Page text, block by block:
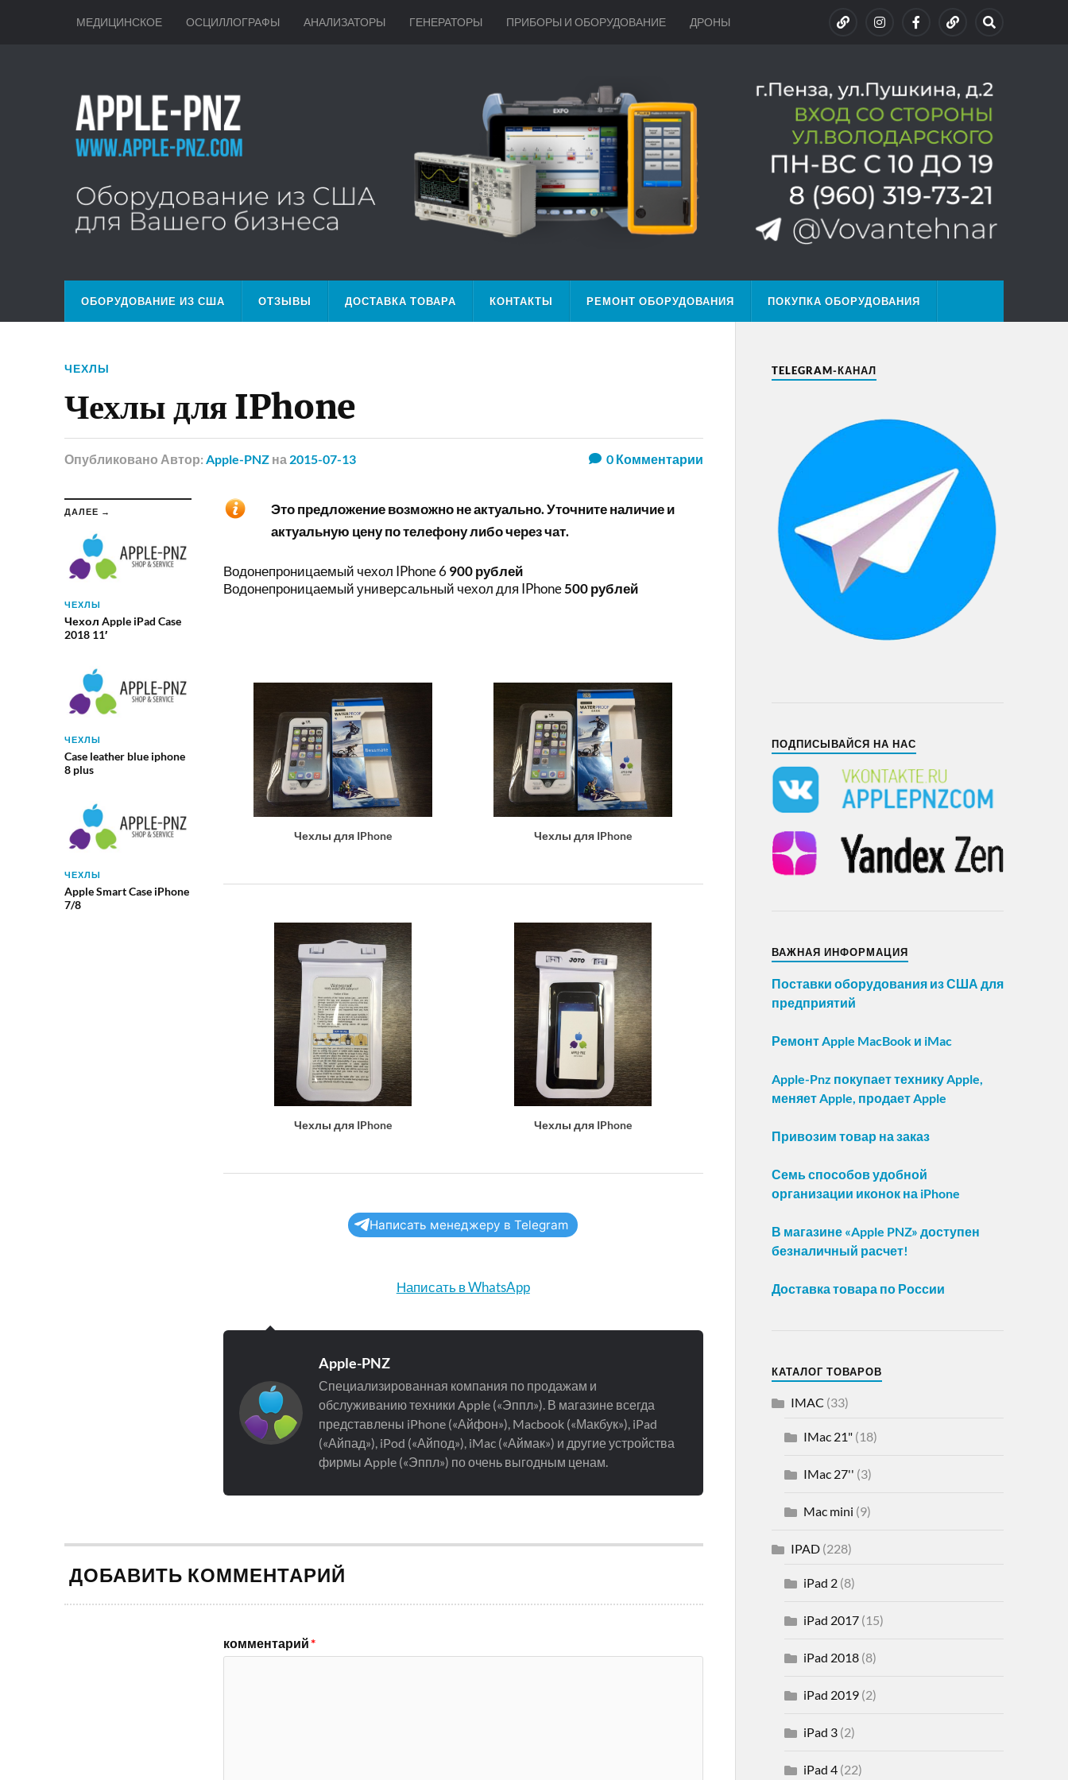
МЕДИЦИНСКОЕ ОСЦИЛЛОГРАФЫ АНАЛИЗАТОРЫ ГЕНЕРАТОРЫ ПРИБОРЫ И ОБОРУДОВАНИЕ ДРОНЫ
ОБОРУДОВАНИЕ ИЗ США ОТЗЫВЫ ДОСТАВКА ТОВАРА КОНТАКТЫ РЕМОНТ ОБОРУДОВАНИЯ ПОКУПКА ОБОРУДОВАНИЯ
ЧЕХЛЫ
Чехлы для IPhone
Опубликовано Автор: Apple-PNZ на 2015-07-13 0Комментарии
ДАЛЕЕ →
ЧЕХЛЫ
Чехол Apple iPad Case
2018 11′
ЧЕХЛЫ
Case leather blue iphone
8 plus
ЧЕХЛЫ
Apple Smart Case iPhone
7/8
Это предложение возможно не актуально. Уточните наличие и
актуальную цену по телефону либо через чат.
Водонепроницаемый чехол IPhone 6 900 рублей
Водонепроницаемый универсальный чехол для IPhone500 рублей
Чехлы для IPhone Чехлы для IPhone
Чехлы для IPhone Чехлы для IPhone
Написать менеджеру в Telegram
Написать в WhatsApp
Apple-PNZ
Специализированная компания по продажам и
обслуживанию техники Apple («Эппл»). В магазине всегда
представлены iPhone («Айфон»), Macbook («Макбук»), iPad
(«Айпад»), iPod («Айпод»), iMac («Аймак») и другие устройства
фирмы Apple («Эппл») по очень выгодным ценам.
ДОБАВИТЬ КОММЕНТАРИЙ
комментарий*
TELEGRAM-КАНАЛ
ПОДПИСЫВАЙСЯ НА НАС
ВАЖНАЯ ИНФОРМАЦИЯ
Поставки оборудования из США для
предприятий
Ремонт Apple MacBook и iMac
Apple-Pnz покупает технику Apple,
меняет Apple, продает Apple
Привозим товар на заказ
Семь способов удобной
организации иконок на iPhone
В магазине «Apple PNZ» доступен
безналичный расчет!
Доставка товара по России
КАТАЛОГ ТОВАРОВ
IMAC (33)
IMac 21"(18)
IMac 27'' (3)
Mac mini (9)
IPAD(228)
iPad 2(8)
iPad 2017(15)
iPad 2018(8)
iPad 2019(2)
iPad 3(2)
iPad 4(22)